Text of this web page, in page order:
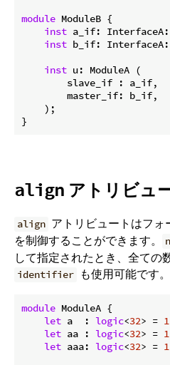
module ModuleB {
inst a_if:
inst b_if:
inst u: ModuleA (
        slave_if : a_if,
        master_if: b_if,
    );
align アトリビュ
align アトリビュートはフ
を制御することができます。
して指定されたとき、全ての
identifier も使用可能です。
module ModuleA {
let a  : logic<32> = 1
let aa : logic<32> = 1
let aaa: logic<32> = 1